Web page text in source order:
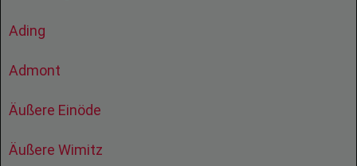
Ading
Admont
Äußere Einöde
Äußere Wimitz